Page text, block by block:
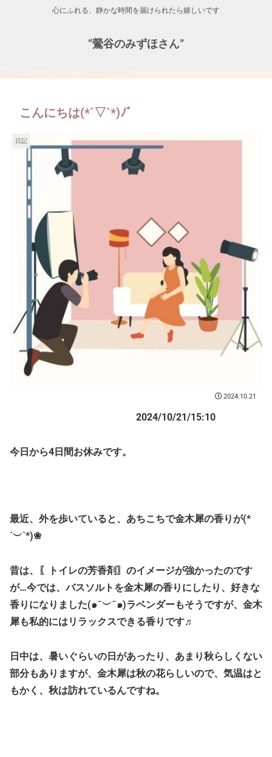
心にふれる、静かな時間を届けられたら嬉しいです
“鶯谷のみずほさん”
こんにちは(*´▽`*)ﾉﾞ
日記
2024.10.21
2024/10/21/15:10
今日から4日間お休みです。
最近、外を歩いていると、あちこちで金木犀の香りが(*
´︶`*)❀
昔は、〖トイレの芳香剤〗のイメージが強かったのです
が…今では、バスソルトを金木犀の香りにしたり、好きな
香りになりました(๑¯︶¯๑)ラベンダーもそうですが、金木
犀も私的にはリラックスできる香りです♬
日中は、暑いぐらいの日があったり、あまり秋らしくない
部分もありますが、金木犀は秋の花らしいので、気温はと
もかく、秋は訪れているんですね。